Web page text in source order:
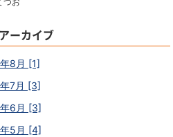
ーカイブ
8月 [1]
7月 [3]
6月 [3]
5月 [4]